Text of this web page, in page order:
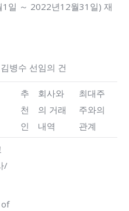
일 ～ 2022년12월31일) 재
병수 선임의 건
추
천
인
회사와
의 거래
내역
최대주
주와의
관계
/